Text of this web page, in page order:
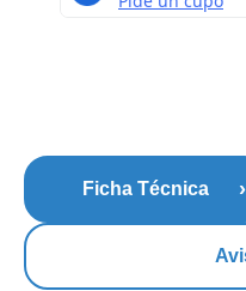
Ficha Técnica